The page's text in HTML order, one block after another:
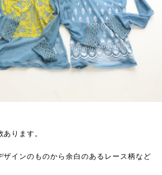
ります。
ザインのものから余白のあるレース柄など